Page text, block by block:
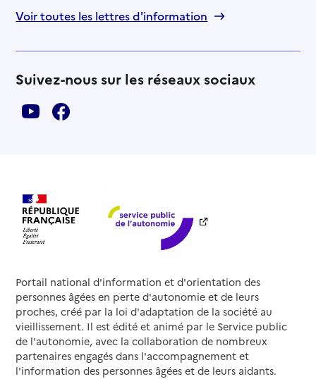
Voir toutes les lettres d'information
Suivez-nous sur les réseaux sociaux
Portail national d'information et d'orientation des
personnes âgées en perte d'autonomie et de leurs
proches, créé par la loi d'adaptation de la société au
vieillissement. Il est édité et animé par le Service public
de l'autonomie, avec la collaboration de nombreux
partenaires engagés dans l'accompagnement et
l'information des personnes âgées et de leurs aidants.